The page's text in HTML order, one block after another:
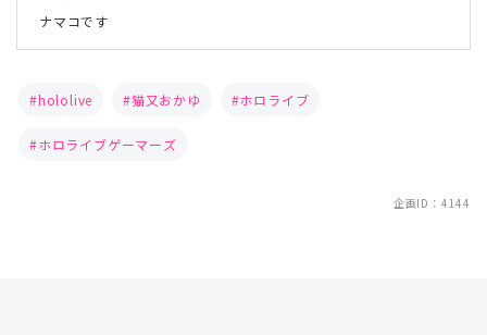
ナマコです
hololive 猫又おかゆ ホロライブ
ホロライブゲーマーズ
企画ID：4144